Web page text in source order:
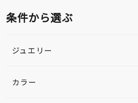
条件から選ぶ
ジュエリー
カラー